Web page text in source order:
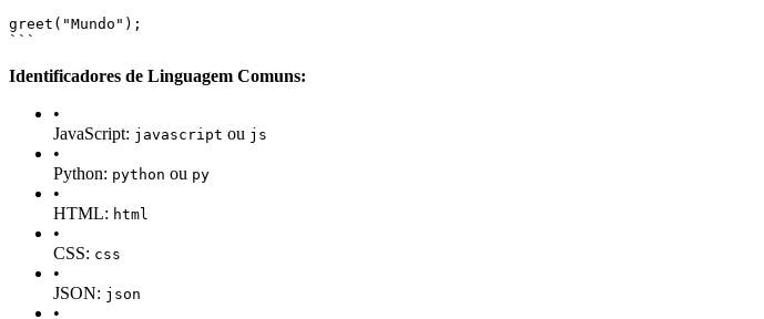
greet("Mundo");
```
Identificadores de Linguagem Comuns:
•
JavaScript: javascript ou js
•
Python: python ou py
•
HTML: html
•
CSS: css
•
JSON: json
•